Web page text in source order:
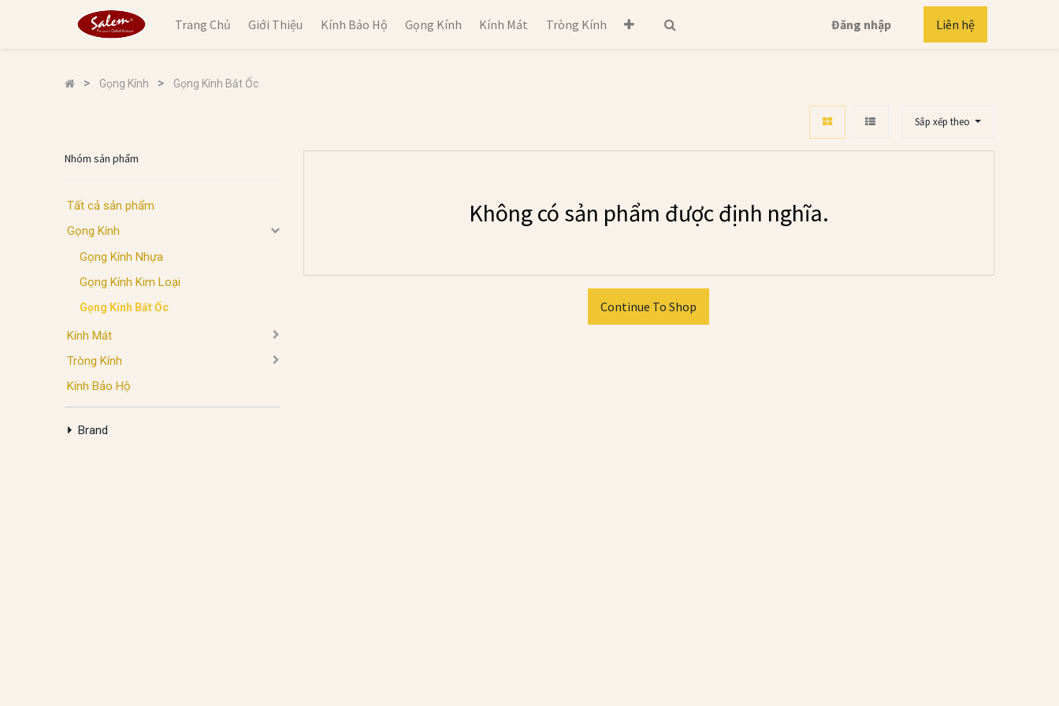
Trang Chủ Giới Thiệu Kính Bảo Hộ Gọng Kính Kính Mát Tròng Kính Đăng nhập Liên hệ
Gọng Kính Gọng Kính Bắt Ốc
Sắp xếp theo
Nhóm sản phẩm
Tất cả sản phẩm
Gọng Kính
Gọng Kính Nhựa
Gọng Kính Kim Loại
Gọng Kính Bắt Ốc
Kính Mát
Tròng Kính
Kính Bảo Hộ
Brand
Không có sản phẩm được định nghĩa.
Continue To Shop